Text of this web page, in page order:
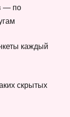
— по
каждый
скрытых